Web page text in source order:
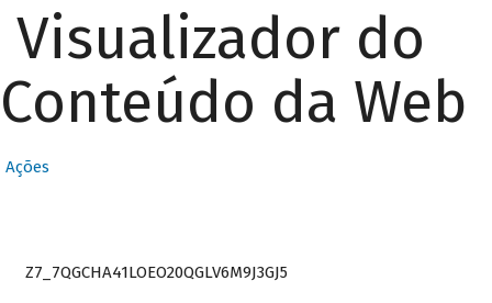
Visualizador do
Conteúdo da Web
Ações
Z7_7QGCHA41LOEO20QGLV6M9J3GJ5